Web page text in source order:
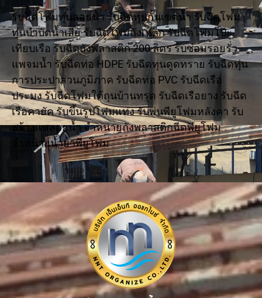
รับฉีดโฟมทุ่นลอยน้ำ รับฉีดทุ่นกั้นเขตน้ำ รับฉีดโฟม
ทุ่นบำบัดน้ำเสีย รับฉีดโฟมถังเหล็ก รับฉีดโฟมโป๊ะ
เทียบเรือ รับฉีดถังพลาสติก 200 ลิตร รับซ่อมรอยรั่ว
แพจมน้ำ รับฉีดท่อ HDPE รับฉีดทุ่นดูดทราย รับฉีดทุ่น
การประปาส่วนภูมิภาค รับฉีดท่อ PVC รับฉีดเรือ
ประมง รับฉีดโฟมใต้ถุนบ้านทรุด รับฉีดเรือยาง รับฉีด
เรือคายัค รับขึ้นรูปโฟมแท่ง รับพ่นพียูโฟมหลังคา รับ
สร้างแพลอยน้ำ จำหน่ายถังพลาสติกฉีดพียูโฟม
จำหน่ายน้ำยาพียูโฟม